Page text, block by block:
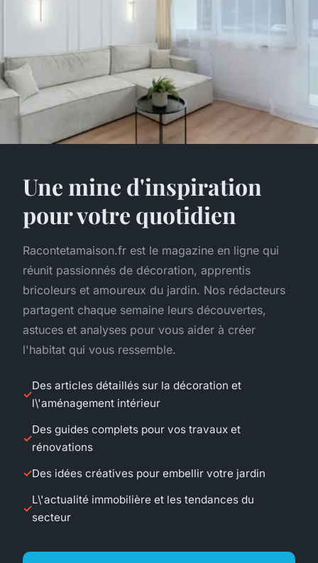
Une mine d'inspiration
pour votre quotidien
Racontetamaison.fr est le magazine en ligne qui
réunit passionnés de décoration, apprentis
bricoleurs et amoureux du jardin. Nos rédacteurs
partagent chaque semaine leurs découvertes,
astuces et analyses pour vous aider à créer
l'habitat qui vous ressemble.
Des articles détaillés sur la décoration et
l\'aménagement intérieur
Des guides complets pour vos travaux et
rénovations
Des idées créatives pour embellir votre jardin
L\'actualité immobilière et les tendances du
secteur